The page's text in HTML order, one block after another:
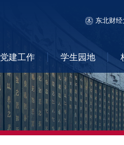
东北财经
党建工作 学生园地